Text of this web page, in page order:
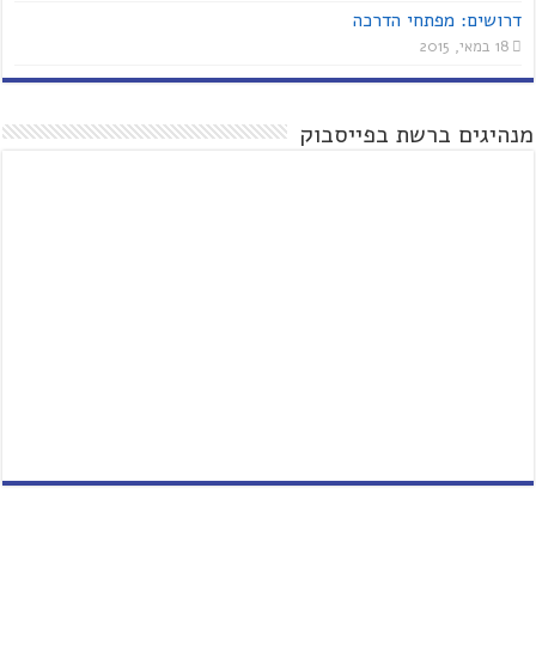
דרושים: מפתחי הדרכה
18 במאי, 2015
מנהיגים ברשת בפייסבוק